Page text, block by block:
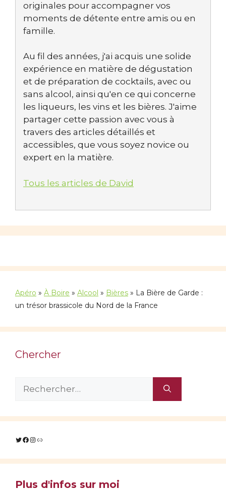
originales pour accompagner vos
moments de détente entre amis ou en
famille.
Au fil des années, j'ai acquis une solide
expérience en matière de dégustation
et de préparation de cocktails, avec ou
sans alcool, ainsi qu'en ce qui concerne
les liqueurs, les vins et les bières. J'aime
partager cette passion avec vous à
travers des articles détaillés et
accessibles, que vous soyez novice ou
expert en la matière.
Tous les articles de David
Apéro » À Boire » Alcool » Bières » La Bière de Garde :
un trésor brassicole du Nord de la France
Chercher
Rechercher :
Twitter
Facebook
Instagram
Lien
Plus d'infos sur moi